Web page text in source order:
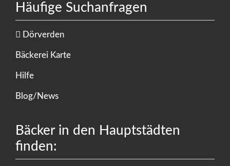
Häufige Suchanfragen
Dörverden
Bäckerei Karte
Hilfe
Blog/News
Bäcker in den Hauptstädten
finden: